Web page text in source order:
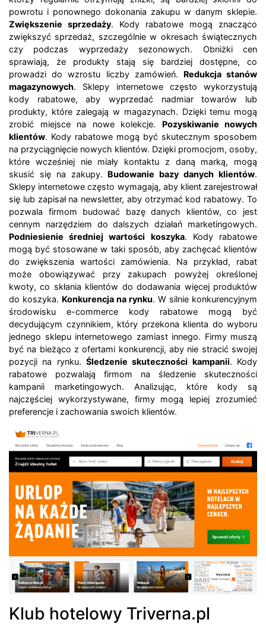
powrotu i ponownego dokonania zakupu w danym sklepie.
Zwiększenie sprzedaży. Kody rabatowe mogą znacząco
zwiększyć sprzedaż, szczególnie w okresach świątecznych
czy podczas wyprzedaży sezonowych. Obniżki cen
sprawiają, że produkty stają się bardziej dostępne, co
prowadzi do wzrostu liczby zamówień. Redukcja stanów
magazynowych. Sklepy internetowe często wykorzystują
kody rabatowe, aby wyprzedać nadmiar towarów lub
produkty, które zalegają w magazynach. Dzięki temu mogą
zrobić miejsce na nowe kolekcje. Pozyskiwanie nowych
klientów. Kody rabatowe mogą być skutecznym sposobem
na przyciągnięcie nowych klientów. Dzięki promocjom, osoby,
które wcześniej nie miały kontaktu z daną marką, mogą
skusić się na zakupy. Budowanie bazy danych klientów.
Sklepy internetowe często wymagają, aby klient zarejestrował
się lub zapisał na newsletter, aby otrzymać kod rabatowy. To
pozwala firmom budować bazę danych klientów, co jest
cennym narzędziem do dalszych działań marketingowych.
Podniesienie średniej wartości koszyka. Kody rabatowe
mogą być stosowane w taki sposób, aby zachęcać klientów
do zwiększenia wartości zamówienia. Na przykład, rabat
może obowiązywać przy zakupach powyżej określonej
kwoty, co skłania klientów do dodawania więcej produktów
do koszyka. Konkurencja na rynku. W silnie konkurencyjnym
środowisku e-commerce kody rabatowe mogą być
decydującym czynnikiem, który przekona klienta do wyboru
jednego sklepu internetowego zamiast innego. Firmy muszą
być na bieżąco z ofertami konkurencji, aby nie stracić swojej
pozycji na rynku. Śledzenie skuteczności kampanii. Kody
rabatowe pozwalają firmom na śledzenie skuteczności
kampanii marketingowych. Analizując, które kody są
najczęściej wykorzystywane, firmy mogą lepiej zrozumieć
preferencje i zachowania swoich klientów.
Klub hotelowy Triverna.pl